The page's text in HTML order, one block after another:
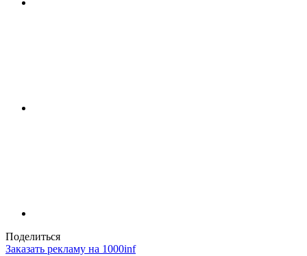
Поделиться
Заказать рекламу на 1000inf